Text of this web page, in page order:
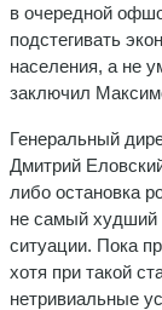
в очередной
подстегивать
населения, а не
заключил
Генеральный
Дмитрий
либо остановка
не самый худший
ситуации. Пока
хотя при такой
нетривиальные